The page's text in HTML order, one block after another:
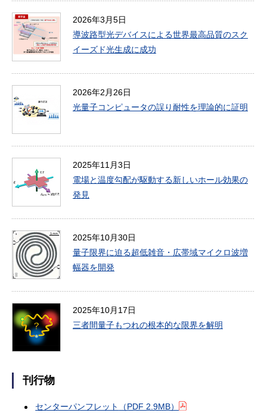
2026年3月5日
導波路型光デバイスによる世界最高品質のスク
イーズド光生成に成功
2026年2月26日
光量子コンピュータの誤り耐性を理論的に証明
2025年11月3日
電場と温度勾配が駆動する新しいホール効果の
発見
2025年10月30日
量子限界に迫る超低雑音・広帯域マイクロ波増
幅器を開発
2025年10月17日
三者間量子もつれの根本的な限界を解明
刊行物
センターパンフレット （PDF 2.9MB）